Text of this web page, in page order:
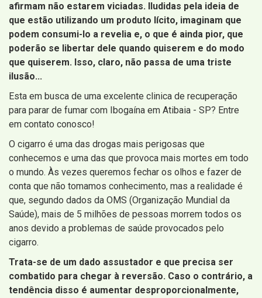
afirmam não estarem viciadas. Iludidas pela ideia de
que estão utilizando um produto lícito, imaginam que
podem consumi-lo a revelia e, o que é ainda pior, que
poderão se libertar dele quando quiserem e do modo
que quiserem. Isso, claro, não passa de uma triste
ilusão...
Esta em busca de uma excelente clinica de recuperação
para parar de fumar com Ibogaína em Atibaia - SP? Entre
em contato conosco!
O cigarro é uma das drogas mais perigosas que
conhecemos e uma das que provoca mais mortes em todo
o mundo. Às vezes queremos fechar os olhos e fazer de
conta que não tomamos conhecimento, mas a realidade é
que, segundo dados da OMS (Organização Mundial da
Saúde), mais de 5 milhões de pessoas morrem todos os
anos devido a problemas de saúde provocados pelo
cigarro.
Trata-se de um dado assustador e que precisa ser
combatido para chegar à reversão. Caso o contrário, a
tendência disso é aumentar desproporcionalmente,